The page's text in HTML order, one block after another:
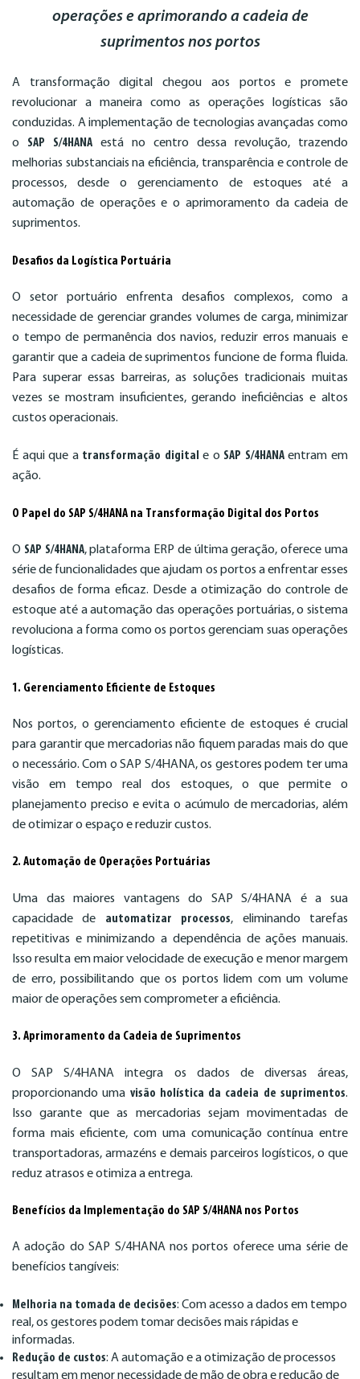
operações e aprimorando a cadeia de
suprimentos nos portos
A transformação digital chegou aos portos e promete
revolucionar a maneira como as operações logísticas são
conduzidas. A implementação de tecnologias avançadas como
o SAP S/4HANA está no centro dessa revolução, trazendo
melhorias substanciais na eficiência, transparência e controle de
processos, desde o gerenciamento de estoques até a
automação de operações e o aprimoramento da cadeia de
suprimentos.
Desafios da Logística Portuária
O setor portuário enfrenta desafios complexos, como a
necessidade de gerenciar grandes volumes de carga, minimizar
o tempo de permanência dos navios, reduzir erros manuais e
garantir que a cadeia de suprimentos funcione de forma fluida.
Para superar essas barreiras, as soluções tradicionais muitas
vezes se mostram insuficientes, gerando ineficiências e altos
custos operacionais.
É aqui que a transformação digital e o SAP S/4HANAentram em
ação.
O Papel do SAP S/4HANA na Transformação Digital dos Portos
O SAP S/4HANA, plataforma ERP de última geração, oferece uma
série de funcionalidades que ajudam os portos a enfrentar esses
desafios de forma eficaz. Desde a otimização do controle de
estoque até a automação das operações portuárias, o sistema
revoluciona a forma como os portos gerenciam suas operações
logísticas.
1. Gerenciamento Eficiente de Estoques
Nos portos, o gerenciamento eficiente de estoques é crucial
para garantir que mercadorias não fiquem paradas mais do que
o necessário. Com o SAP S/4HANA, os gestores podem ter uma
visão em tempo real dos estoques, o que permite o
planejamento preciso e evita o acúmulo de mercadorias, além
de otimizar o espaço e reduzir custos.
2. Automação de Operações Portuárias
Uma das maiores vantagens do SAP S/4HANA é a sua
capacidade de automatizar processos, eliminando tarefas
repetitivas e minimizando a dependência de ações manuais.
Isso resulta em maior velocidade de execução e menor margem
de erro, possibilitando que os portos lidem com um volume
maior de operações sem comprometer a eficiência.
3. Aprimoramento da Cadeia de Suprimentos
O SAP S/4HANA integra os dados de diversas áreas,
proporcionando uma visão holística da cadeia de suprimentos.
Isso garante que as mercadorias sejam movimentadas de
forma mais eficiente, com uma comunicação contínua entre
transportadoras, armazéns e demais parceiros logísticos, o que
reduz atrasos e otimiza a entrega.
Benefícios da Implementação do SAP S/4HANA nos Portos
A adoção do SAP S/4HANA nos portos oferece uma série de
benefícios tangíveis:
Melhoria na tomada de decisões: Com acesso a dados em tempo
real, os gestores podem tomar decisões mais rápidas e
informadas.
Redução de custos: A automação e a otimização de processos
resultam em menor necessidade de mão de obra e redução de